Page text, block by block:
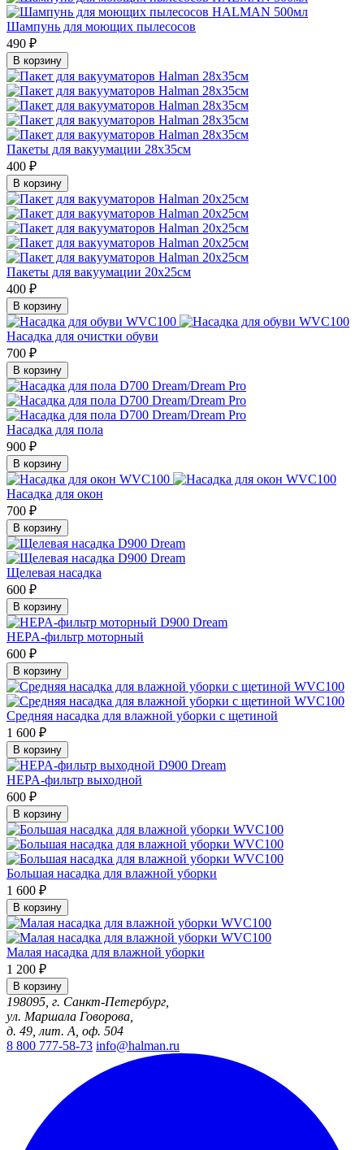
Шампунь для моющих пылесосов
490 ₽
В корзину
Пакеты для вакуумации 28х35см
400 ₽
В корзину
Пакеты для вакуумации 20х25см
400 ₽
В корзину
Насадка для очистки обуви
700 ₽
В корзину
Насадка для пола
900 ₽
В корзину
Насадка для окон
700 ₽
В корзину
Щелевая насадка
600 ₽
В корзину
HEPA-фильтр моторный
600 ₽
В корзину
Средняя насадка для влажной уборки с щетиной
1 600 ₽
В корзину
HEPA-фильтр выходной
600 ₽
В корзину
Большая насадка для влажной уборки
1 600 ₽
В корзину
Малая насадка для влажной уборки
1 200 ₽
В корзину
198095, г. Санкт-Петербург,
ул. Маршала Говорова,
д. 49, лит. А, оф. 504
8 800 777-58-73 info@halman.ru